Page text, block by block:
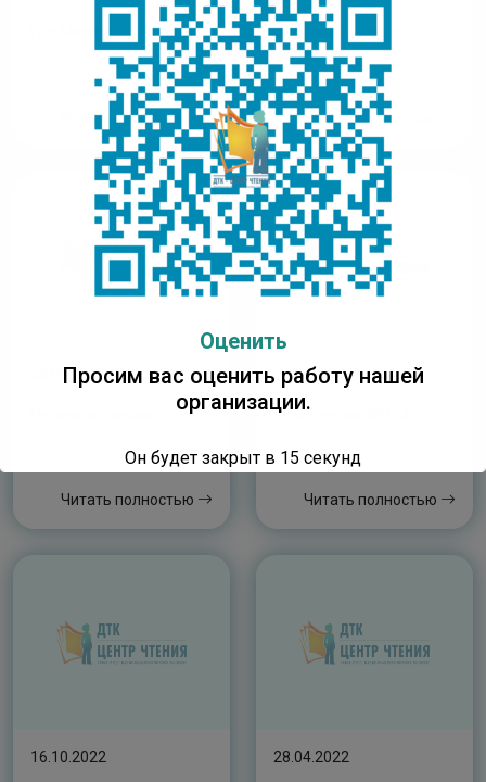
Год Матери
Читать полностью
Ийэ баар бу сиргэ…
Викторина
Читать полностью
28.04.2022
Читать полностью
01.02.2022
К 100-летию ЯАССР
Читать полностью
16.10.2022 28.04.2022
Оценить
Просим вас оценить работу нашей
организации.
Он будет закрыт в 15 секунд